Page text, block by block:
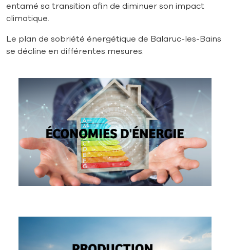
entamé sa transition afin de diminuer son impact
climatique.
Le plan de sobriété énergétique de Balaruc-les-Bains
se décline en différentes mesures.